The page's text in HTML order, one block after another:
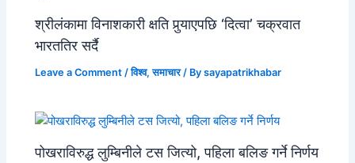
श्रीलंकामा विनाशकारी क्षति पुर्‍याएपछि ‘दित्वा’ चक्रवात
भारततिर सर्दै
Leave a Comment /विश्व,समाचार/ Bysayapatrikhabar
पोखराविरुद्ध लुम्बिनीले टस जित्यो, पहिला बलिङ गर्ने निर्णय